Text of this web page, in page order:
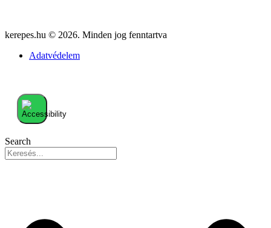
kerepes.hu © 2026. Minden jog fenntartva
Adatvédelem
Search